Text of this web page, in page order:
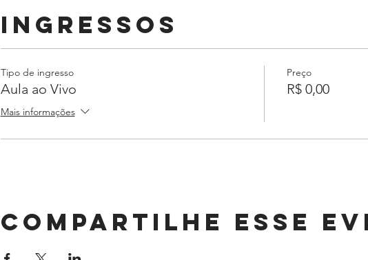
Ingressos
Tipo de ingresso
Aula ao Vivo
Mais informações
Preço
R$ 0,00
Compartilhe esse